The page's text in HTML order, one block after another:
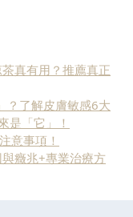
真有用？推薦真正
？了解皮膚敏感6大
是「它」！
意事項！
癥兆+專業治療方